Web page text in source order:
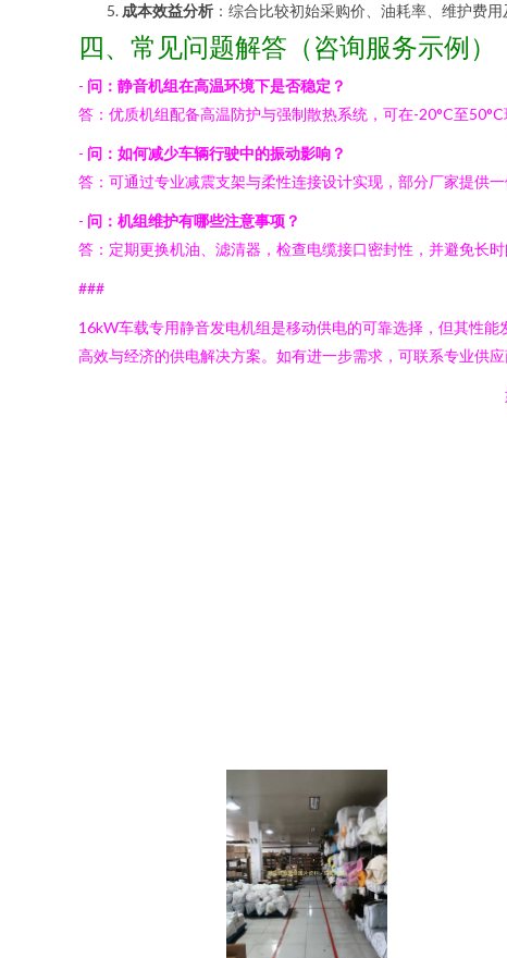
成本效益分析 ：综合比较初始采购价、油耗率、维护费
四、常见问题解答（咨询服务示例）
- 问：静音机组在高温环境下是否稳定？
答：优质机组配备高温防护与强制散热系统，可在-20°C至
- 问：如何减少车辆行驶中的振动影响？
答：可通过专业减震支架与柔性连接设计实现，部分厂家提供
- 问：机组维护有哪些注意事项？
答：定期更换机油、滤清器，检查电缆接口密封性，并避免长
###
16kW车载专用静音发电机组是移动供电的可靠选择，但其性
高效与经济的供电解决方案。如有进一步需求，可联系专业供